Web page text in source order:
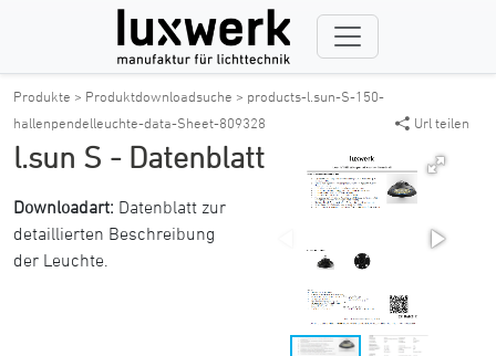
Produkte > Produktdownloadsuche > products-l.sun-S-150-
hallenpendelleuchte-data-Sheet-809328
Url teilen
l.sun S - Datenblatt
Downloadart: Datenblatt zur
detaillierten Beschreibung
der Leuchte.